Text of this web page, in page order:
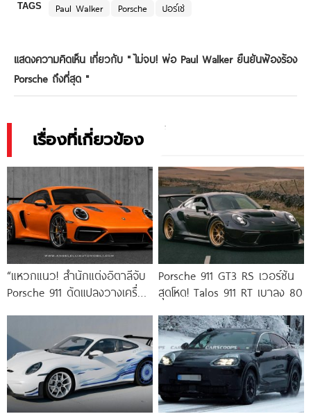
TAGS Paul Walker Porsche ปอร์เช่
แสดงความคิดเห็น เกี่ยวกับ "ไม่จบ! พ่อ Paul Walker ยืนยันฟ้องร้อง
Porsche ถึงที่สุด "
เรื่องที่เกี่ยวข้อง
“แหวกแนว! สำนักแต่งอิตาลีจับ
Porsche 911 ดัดแปลงวางเครื่อง
Porsche 911 GT3 RS เวอร์ชัน
สุดโหด! Talos 911 RT เบาลง 80